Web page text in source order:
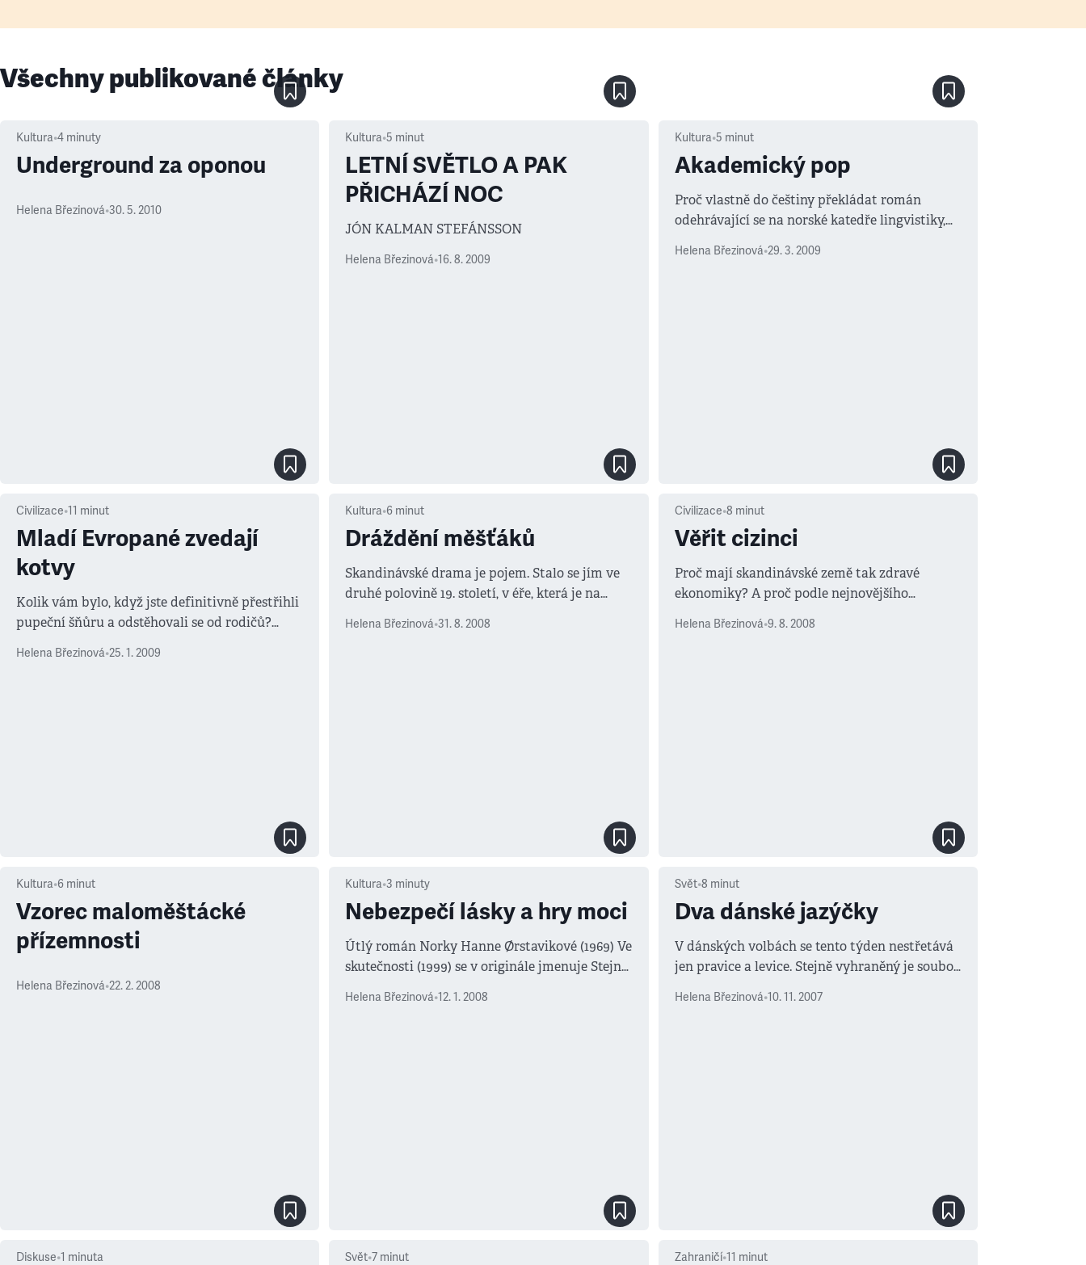
Všechny publikované články
Kultura•4 minuty
Underground za oponou
Helena Březinová•30. 5. 2010
Kultura•5 minut
LETNÍ SVĚTLO A PAK
PŘICHÁZÍ NOC
JÓN KALMAN STEFÁNSSON
Helena Březinová•16. 8. 2009
Kultura•5 minut
Akademický pop
Proč vlastně do češtiny překládat román
odehrávající se na norské katedře lingvistiky,
Helena Březinová•29. 3. 2009
Civilizace•11 minut
Mladí Evropané zvedají
kotvy
Kolik vám bylo, když jste definitivně přestřihli
pupeční šňůru a odstěhovali se od rodičů?
Helena Březinová•25. 1. 2009
Kultura•6 minut
Dráždění měšťáků
Skandinávské drama je pojem. Stalo se jím ve
druhé polovině 19. století, v éře, která je na
Helena Březinová•31. 8. 2008
Civilizace•8 minut
Věřit cizinci
Proč mají skandinávské země tak zdravé
ekonomiky? A proč podle nejnovějšího
Helena Březinová•9. 8. 2008
Kultura•6 minut
Vzorec maloměštácké
přízemnosti
Helena Březinová•22. 2. 2008
Kultura•3 minuty
Nebezpečí lásky a hry moci
Útlý román Norky Hanne Ørstavikové (1969) Ve
skutečnosti (1999) se v originále jmenuje Stejně
Helena Březinová•12. 1. 2008
Svět•8 minut
Dva dánské jazýčky
V dánských volbách se tento týden nestřetává
jen pravice a levice. Stejně vyhraněný je souboj
Helena Březinová•10. 11. 2007
Diskuse•1 minuta Svět•7 minut Zahraničí•11 minut